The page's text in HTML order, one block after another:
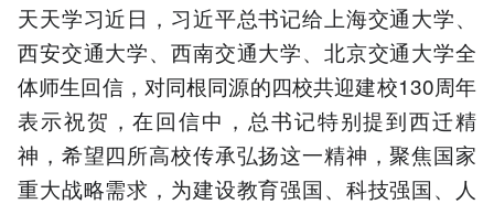
天天学习近日，习近平总书记给上海交通大学、
西安交通大学、西南交通大学、北京交通大学全
体师生回信，对同根同源的四校共迎建校130周年
表示祝贺，在回信中，总书记特别提到西迁精
神，希望四所高校传承弘扬这一精神，聚焦国家
重大战略需求，为建设教育强国、科技强国、人